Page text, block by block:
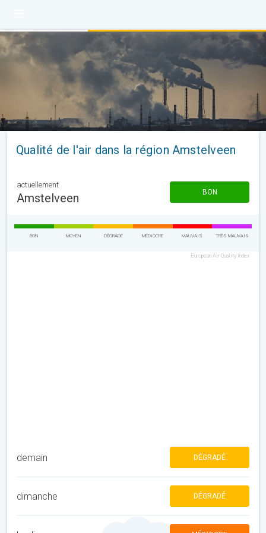
Qualité de l'air dans la région Amstelveen
actuellement
Amstelveen BON
BON MOYEN DÉGRADÉ MÉDIOCRE MAUVAIS TRÈS MAUVAIS
European Air Quality Index
demain DÉGRADÉ
dimanche DÉGRADÉ